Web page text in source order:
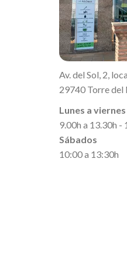
Av. del Sol, 2,
29740 Torre del
Lunes a viernes
9.00h a 13.30h -
Sábados
10:00 a 13:30h